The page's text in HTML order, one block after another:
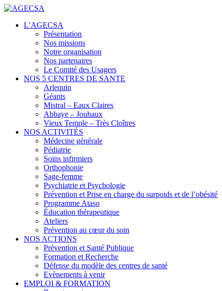
AGECSA
Centres de santé
L’AGECSA
Présentation
Nos missions
Notre organisation
Nos partenaires
Le Comité des Usagers
NOS 5 CENTRES DE SANTE
Arlequin
Géants
Mistral – Eaux Claires
Abbaye – Jouhaux
Vieux Temple – Très Cloîtres
NOS ACTIVITÉS
Médecine générale
Pédiatrie
Soins infirmiers
Orthophonie
Sage-femme
Psychiatrie et Psychologie
Prévention et Prise en charge du surpoids et de l’obésité
Programme Ataso
Éducation thérapeutique
Ateliers
Prévention au cœur du soin
NOS ACTIONS
Prévention et Santé Publique
Formation et Recherche
Défense du modèle des centres de santé
Evènements à venir
EMPLOI & FORMATION